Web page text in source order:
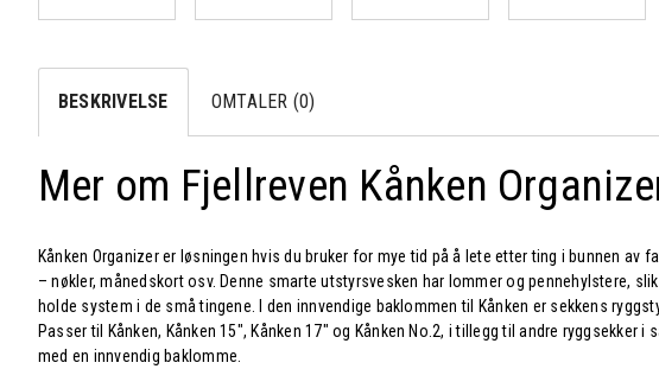
BESKRIVELSE OMTALER (0)
Mer om Fjellreven Kånken
Kånken Organizer er løsningen hvis du bruker for mye tid på å lete etter ting i bunnen av
– nøkler, månedskort osv. Denne smarte utstyrsvesken har lommer og pennehylstere,
holde system i de små tingene. I den innvendige baklommen til Kånken er sekkens
Passer til Kånken, Kånken 15″, Kånken 17″ og Kånken No.2, i tillegg til andre ryggsekker i
med en innvendig baklomme.